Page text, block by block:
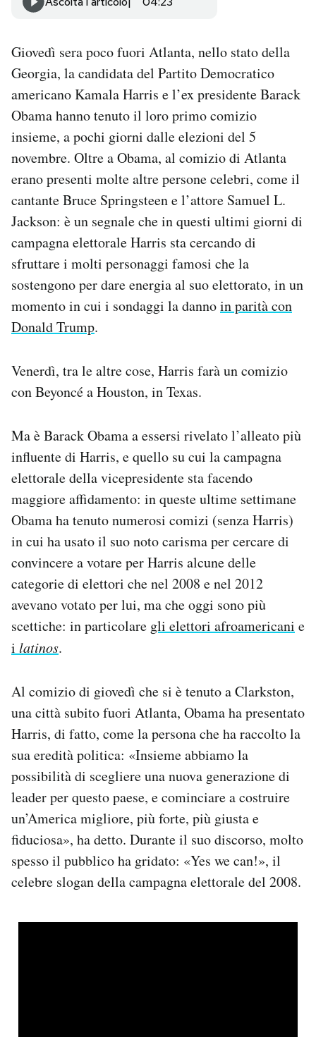
Area Personale
Newsletter
Notifiche mobile
Regala il Post
Hai bisogno di aiuto?
Esci
Giovedì sera poco fuori Atlanta, nello stato della
Georgia, la candidata del Partito Democratico
americano Kamala Harris e l’ex presidente Barack
Obama hanno tenuto il loro primo comizio
insieme, a pochi giorni dalle elezioni del 5
novembre. Oltre a Obama, al comizio di Atlanta
erano presenti molte altre persone celebri, come il
cantante Bruce Springsteen e l’attore Samuel L.
Jackson: è un segnale che in questi ultimi giorni di
campagna elettorale Harris sta cercando di
sfruttare i molti personaggi famosi che la
sostengono per dare energia al suo elettorato, in un
momento in cui i sondaggi la dannoin parità con
Donald Trump.
Venerdì, tra le altre cose, Harris farà un comizio
con Beyoncé a Houston, in Texas.
Ma è Barack Obama a essersi rivelato l’alleato più
influente di Harris, e quello su cui la campagna
elettorale della vicepresidente sta facendo
maggiore affidamento: in queste ultime settimane
Obama ha tenuto numerosi comizi (senza Harris)
in cui ha usato il suo noto carisma per cercare di
convincere a votare per Harris alcune delle
categorie di elettori che nel 2008 e nel 2012
avevano votato per lui, ma che oggi sono più
scettiche: in particolare gli elettori afroamericani e
i latinos.
Al comizio di giovedì che si è tenuto a Clarkston,
una città subito fuori Atlanta, Obama ha presentato
Harris, di fatto, come la persona che ha raccolto la
sua eredità politica: «Insieme abbiamo la
possibilità di scegliere una nuova generazione di
leader per questo paese, e cominciare a costruire
un’America migliore, più forte, più giusta e
fiduciosa», ha detto. Durante il suo discorso, molto
spesso il pubblico ha gridato: «Yes we can!», il
celebre slogan della campagna elettorale del 2008.